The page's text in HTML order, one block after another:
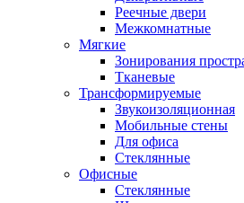
Реечные двери
Межкомнатные
Мягкие
Зонирования
Тканевые
Трансформируемые
Звукоизоляционная
Мобильные стены
Для офиса
Стеклянные
Офисные
Стеклянные